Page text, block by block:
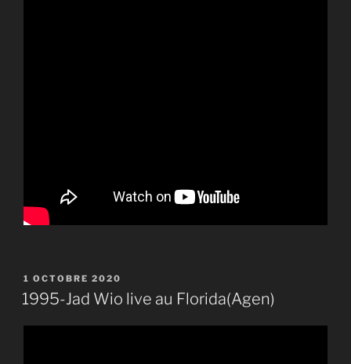
PUBLIÉ
LE
1 OCTOBRE 2020
1995-Jad Wio live au Florida(Agen)